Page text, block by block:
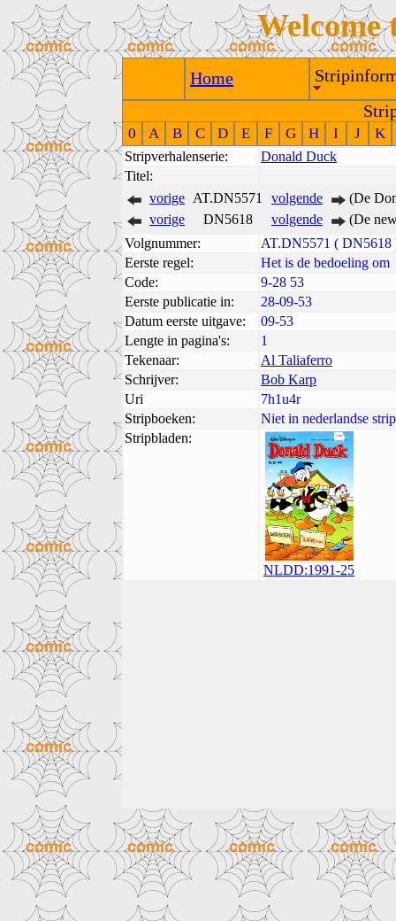
Welcome
Home
0 A B C D E F G H I J K
Stripverhalenserie:
Donald Duck
Titel:
vorige AT.DN5571 volgende
(De
vorige
DN5618 volgende
(De
Volgnummer:
AT.DN5571 ( DN5618
Eerste regel:
Het is de bedoeling om
Code:
9-28 53
Eerste publicatie in:
28-09-53
Datum eerste uitgave:
09-53
Lengte in pagina's:
1
Tekenaar:
Al Taliaferro
Schrijver:
Bob Karp
Uri
7h1u4r
Stripboeken:
Niet in nederlandse
Stripbladen:
NLDD:1991-25